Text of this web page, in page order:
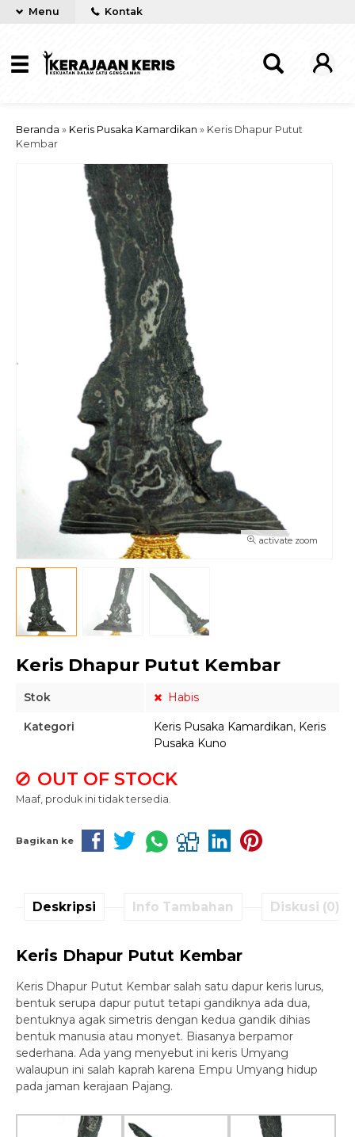
Menu Kontak
Beranda » Keris Pusaka Kamardikan » Keris Dhapur Putut
Kembar
activate zoom
Keris Dhapur Putut Kembar
Stok Habis
Kategori Keris Pusaka Kamardikan, Keris
Pusaka Kuno
OUT OF STOCK
Maaf, produk ini tidak tersedia.
Bagikan ke
Deskripsi Info Tambahan Diskusi (0)
Keris Dhapur Putut Kembar
Keris Dhapur Putut Kembar salah satu dapur keris lurus,
bentuk serupa dapur putut tetapi gandiknya ada dua,
bentuknya agak simetris dengan kedua gandik dihias
bentuk manusia atau monyet. Biasanya berpamor
sederhana. Ada yang menyebut ini keris Umyang
walaupun ini salah kaprah karena Empu Umyang hidup
pada jaman kerajaan Pajang.